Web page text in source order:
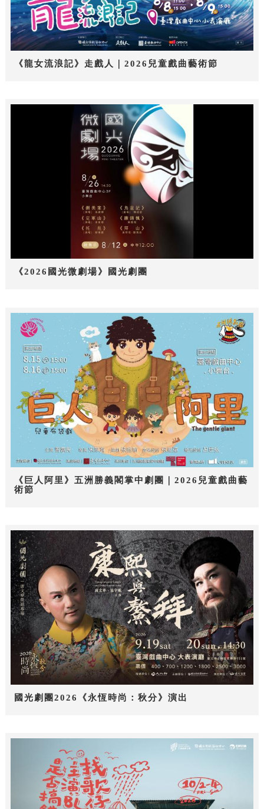
《龍女流浪記》走戲人｜2026兒童戲曲藝術節
《2026國光微劇場》國光劇團
《巨人阿里》五洲勝義閣掌中劇團｜2026兒童戲曲藝
術節
國光劇團2026《永恆時尚：秋分》演出